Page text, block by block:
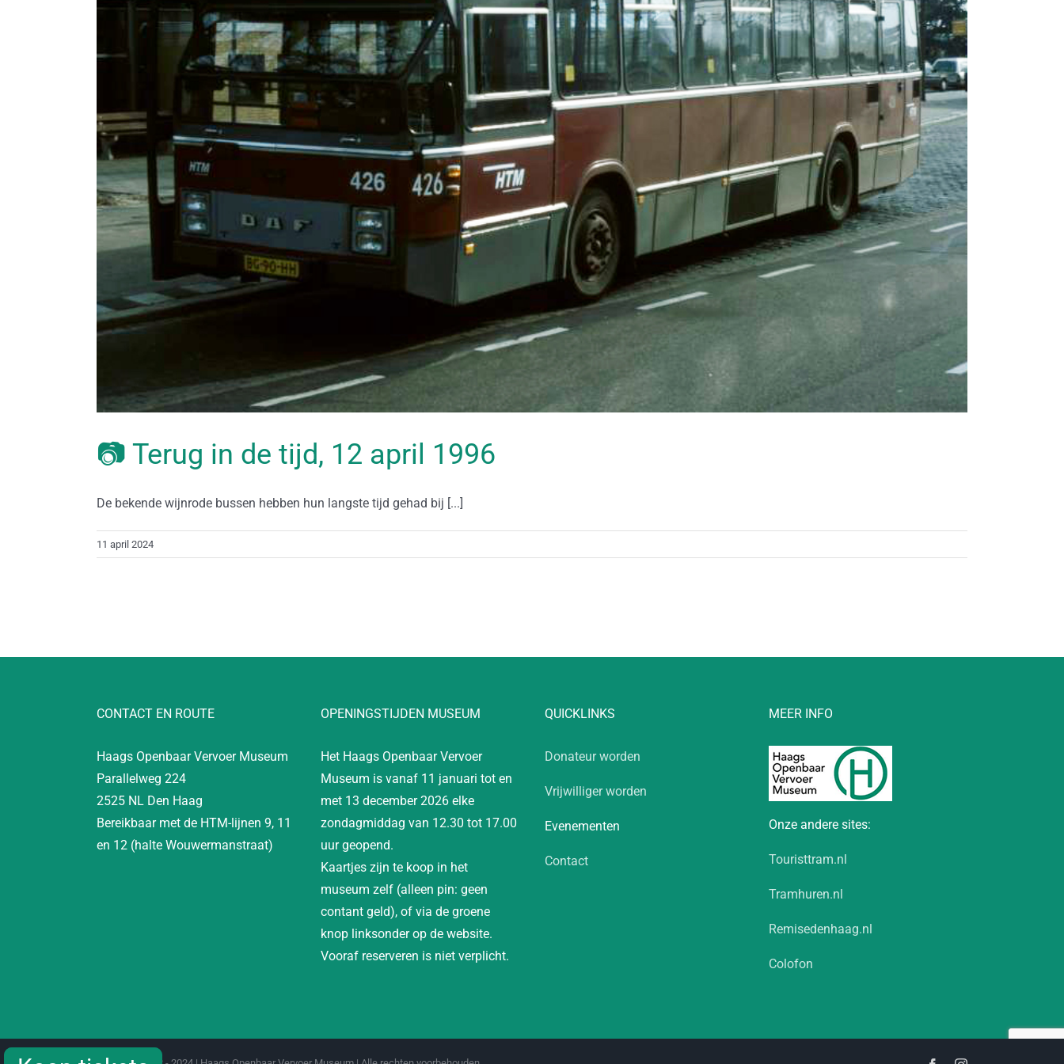
📷 Terug in de tijd, 12 april 1996
De bekende wijnrode bussen hebben hun langste tijd gehad bij [...]
11 april 2024
CONTACT EN ROUTE
Haags Openbaar Vervoer Museum
Parallelweg 224
2525 NL Den Haag
Bereikbaar met de HTM-lijnen 9, 11
en 12 (halte Wouwermanstraat)
OPENINGSTIJDEN MUSEUM
Het Haags Openbaar Vervoer
Museum is vanaf 11 januari tot en
met 13 december 2026 elke
zondagmiddag van 12.30 tot 17.00
uur geopend.
Kaartjes zijn te koop in het
museum zelf (alleen pin: geen
contant geld), of via de groene
knop linksonder op de website.
Vooraf reserveren is niet verplicht.
QUICKLINKS
Donateur worden
Vrijwilliger worden
Evenementen
Contact
MEER INFO
Onze andere sites:
Touristtram.nl
Tramhuren.nl
Remisedenhaag.nl
Colofon